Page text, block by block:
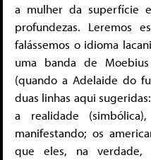
a mulher da superfície
profundezas. Leremos
falássemos o idioma
uma banda de
(quando a Adelaide do
duas linhas aqui
a realidade
manifestando; os
que eles, na